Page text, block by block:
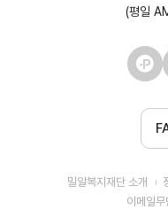
(평일
밀알복지재단 소개
이메일